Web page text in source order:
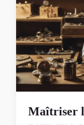
Maîtriser